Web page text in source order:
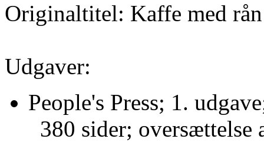
Originaltitel: Kaffe med rån
Udgaver:
People's Press; 1.
380 sider;